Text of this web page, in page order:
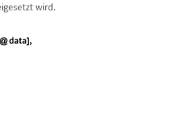
wird.